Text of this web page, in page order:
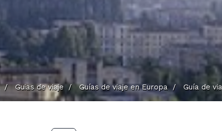
/ Guias de viaje / Guías de viaje en Europa / Guía de